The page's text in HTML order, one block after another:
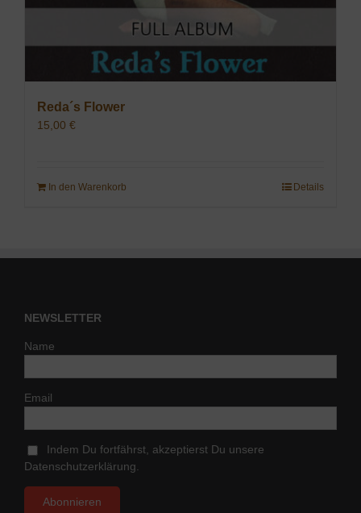
Reda´s Flower
15,00 €
In den Warenkorb Details
NEWSLETTER
Name
Email
Indem Du fortfährst, akzeptierst Du unsere
Datenschutzerklärung.